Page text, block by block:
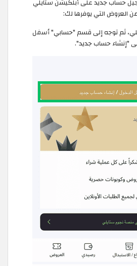
العروض التي يوفرها لك:
ثم توجه إلى قسم "حسابي" أسفل
"إنشاء حساب جديد".